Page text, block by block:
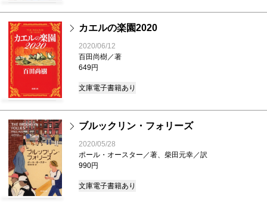
カエルの楽園2020
2020/06/12
百田尚樹／著
649円
文庫電子書籍あり
ブルックリン・フォリーズ
2020/05/28
ポール・オースター／著、柴田元幸／訳
990円
文庫電子書籍あり